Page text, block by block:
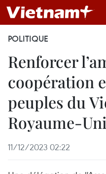
POLITIQUE
Renforcer
coopération
peuples du
Royaume-Uni
11/12/2023 02:22